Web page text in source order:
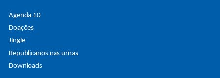
Agenda 10
Doações
Jingle
Republicanos nas urnas
Downloads